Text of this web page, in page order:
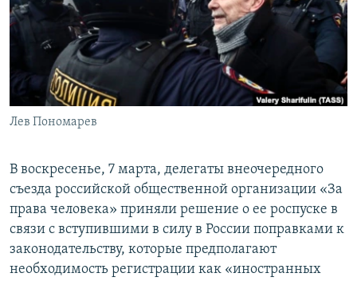
ПОБЕДИТЕЛЕЙ НЕ СУДЯТ?
КРЫМ.НЕПОКОРЕННЫЙ
ELIFBE
УКРАИНСКАЯ ПРОБЛЕМА КРЫМА
ПРИСОЕДИНЯЙТЕСЬ!
Все сайты RFE/RL
Лев Пономарев
В воскресенье, 7 марта, делегаты внеочередного
съезда российской общественной организации «За
права человека» приняли решение о ее роспуске в
связи с вступившими в силу в России поправками к
законодательству, которые предполагают
необходимость регистрации как «иностранных